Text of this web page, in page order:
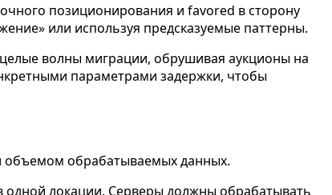
позиционирования и favored в сторону
или используя предсказуемые паттерны.
волны миграции, обрушивая аукционы на
параметрами задержки, чтобы
объемом обрабатываемых данных.
одной локации. Серверы должны обрабатывать